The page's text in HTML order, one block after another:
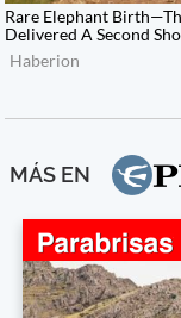
MÁS EN